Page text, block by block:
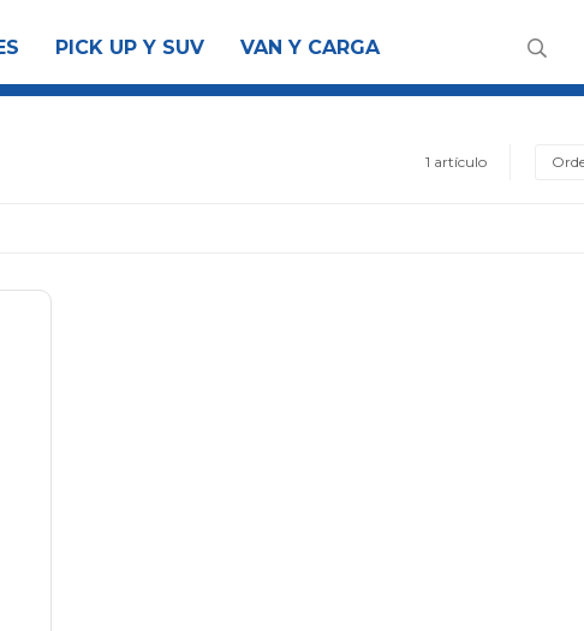
PICK UP Y SUV VAN Y CARGA
1 artículo